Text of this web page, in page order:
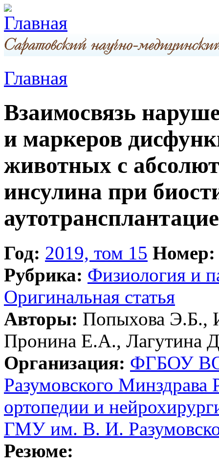
Главная
Взаимосвязь
и маркеров
животных с
инсулина при
Год: 2019, том 15 Номер:
Рубрика: Физиология и
Оригинальная статья
Авторы: Попыхова Э.Б.,
Пронина Е.А., Лагутина
Организация: ФГБОУ
Разумовского Минздрава
ортопедии и
ГМУ им. В. И.
Резюме: